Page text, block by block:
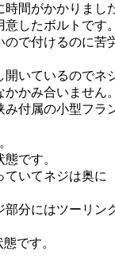
間がかかりまし
したボルトです。
ので付けるのに苦
開いているのでネ
かみ合いません。
み付属の小型フラ
です。
ていてネジは奥に
部分にはツーリン
です。